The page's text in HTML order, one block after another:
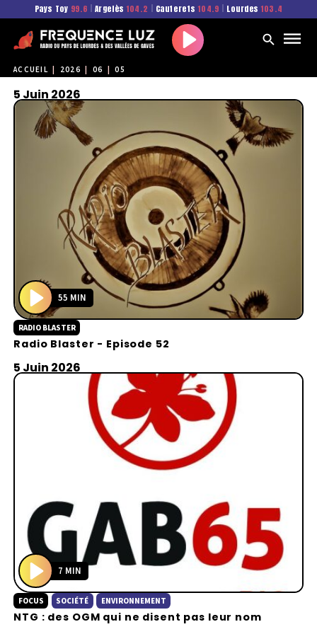
Pays Toy 99.6 Argelès 104.2 Cauterets 104.9 Lourdes 103.4
Play
ACCUEIL 2026 06 05
5 Juin 2026
P
l
a
y
55 MIN
RADIO BLASTER
Radio Blaster - Episode 52
5 Juin 2026
P
l
a
7 MIN
FOCUS SOCIÉTÉ ENVIRONNEMENT
NTG : des OGM qui ne disent pas leur nom